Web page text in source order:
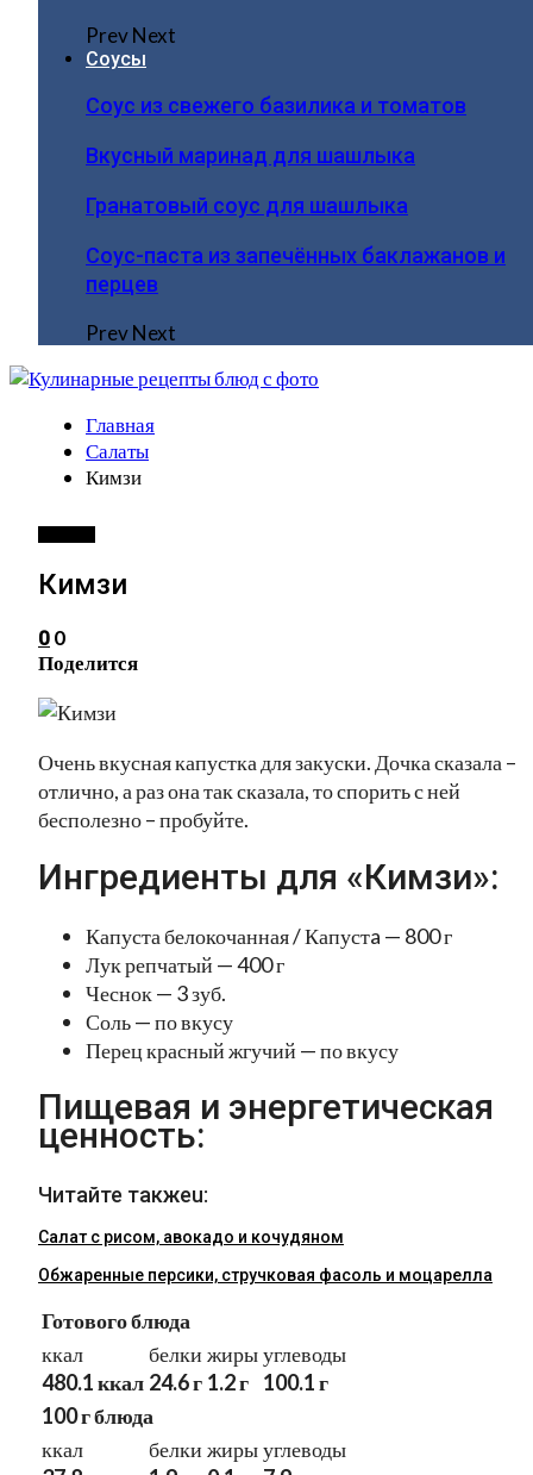
PrevNext
Соусы
Соус из свежего базилика и томатов
Вкусный маринад для шашлыка
Гранатовый соус для шашлыка
Соус-паста из запечённых баклажанов и
перцев
PrevNext
Главная
Салаты
Кимзи
Кимзи
0 0
Поделится
Очень вкусная капустка для закуски. Дочка сказала –
отлично, а раз она так сказала, то спорить с ней
бесполезно – пробуйте.
Ингредиенты для «Кимзи»:
Капуста белокочанная / Капустa — 800 г
Лук репчатый — 400 г
Чеснок — 3 зуб.
Соль — по вкусу
Перец красный жгучий — по вкусу
Пищевая и энергетическая
ценность:
Читайте такжеu:
Салат с рисом, авокадо и кочудяном
Обжаренные персики, стручковая фасоль и моцарелла
Готового блюда
ккал
480.1 ккал
белки
24.6 г
жиры
1.2 г
углеводы
100.1 г
100 г блюда
ккал
белки жирыуглеводы